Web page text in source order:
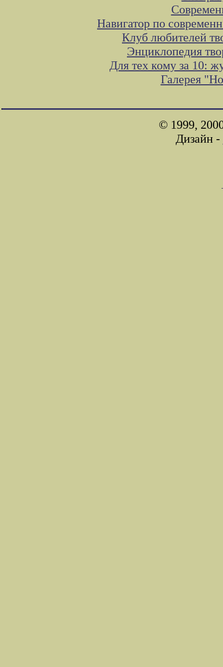
Навигатор по
Клуб любителей
Энциклопедия
Для тех кому за 10:
Галерея
© 1999,
Дизайн -